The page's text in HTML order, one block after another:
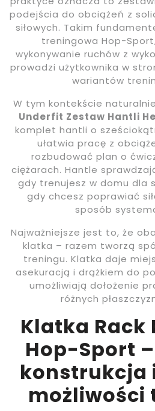
podejścia do obciążeń z
siłowych. Takim
treningowa Hop-
wykonywanie ruchów z
prowadzi użytkownika w
wariantów
W tym kontekście
Underfit Zestaw Hantli
komplet hantli o
ułatwia pracę z
rozbudować plan o
ciężarach. Hantle
gdy trenujesz w domu dla
gdy chcesz poprawiać
sposób
Najważniejsze jest to, że
klatka – razem tworzą
treningu. Klatka daje
asekuracją i drążkiem do
umożliwiają dołożenie
różnych
Klatka Rack
Hop-Sport
konstrukcja
możliwości